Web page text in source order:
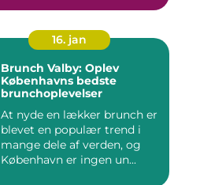
16. jan
Brunch Valby: Oplev
Københavns bedste
brunchoplevelser
At nyde en lækker brunch er
blevet en populær trend i
mange dele af verden, og
København er ingen un...